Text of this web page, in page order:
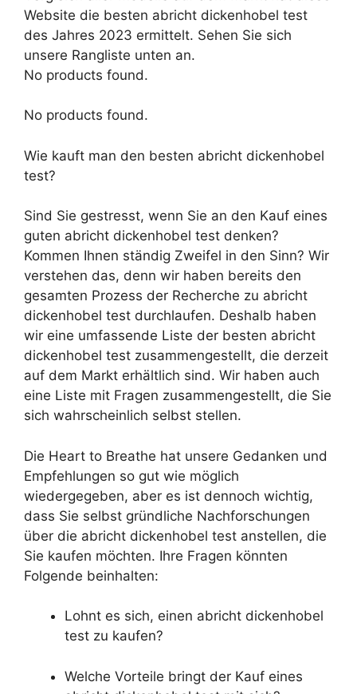
Website die besten abricht dickenhobel test
des Jahres 2023 ermittelt. Sehen Sie sich
unsere Rangliste unten an.
No products found.
No products found.
Wie kauft man den besten abricht dickenhobel
test?
Sind Sie gestresst, wenn Sie an den Kauf eines
guten abricht dickenhobel test denken?
Kommen Ihnen ständig Zweifel in den Sinn? Wir
verstehen das, denn wir haben bereits den
gesamten Prozess der Recherche zu abricht
dickenhobel test durchlaufen. Deshalb haben
wir eine umfassende Liste der besten abricht
dickenhobel test zusammengestellt, die derzeit
auf dem Markt erhältlich sind. Wir haben auch
eine Liste mit Fragen zusammengestellt, die Sie
sich wahrscheinlich selbst stellen.
Die Heart to Breathe hat unsere Gedanken und
Empfehlungen so gut wie möglich
wiedergegeben, aber es ist dennoch wichtig,
dass Sie selbst gründliche Nachforschungen
über die abricht dickenhobel test anstellen, die
Sie kaufen möchten. Ihre Fragen könnten
Folgende beinhalten:
Lohnt es sich, einen abricht dickenhobel
test zu kaufen?
Welche Vorteile bringt der Kauf eines